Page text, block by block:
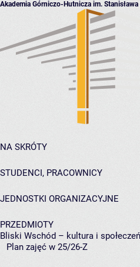
Akademia Górniczo-Hutnicza im.
NA SKRÓTY
STUDENCI, PRACOWNICY
JEDNOSTKI ORGANIZACYJNE
PRZEDMIOTY
Bliski Wschód – kultura i
Plan zajęć w 25/26-Z